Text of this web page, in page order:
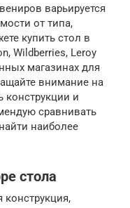
варьируется
от типа,
купить стол в
Wildberries, Leroy
магазинах для
внимание на
конструкции и
сравнивать
наиболее
стола